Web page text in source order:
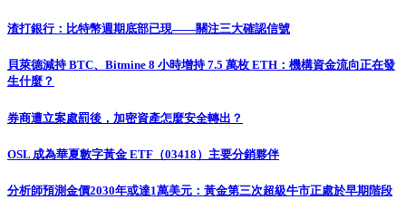
渣打銀行：比特幣週期底部已現——關注三大確認信號
貝萊德減持 BTC、Bitmine 8 小時增持 7.5 萬枚 ETH：機構資金流向正在發
生什麼？
券商遭立案處罰後，加密資產怎麼安全轉出？
OSL 成為華夏數字黃金 ETF（03418）主要分銷夥伴
分析師預測金價2030年或達1萬美元：黃金第三次超級牛市正處於早期階段